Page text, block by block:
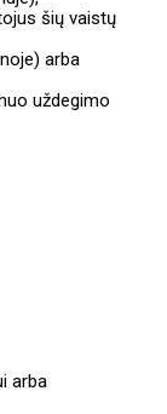
šių vaistų
arba
uždegimo
arba